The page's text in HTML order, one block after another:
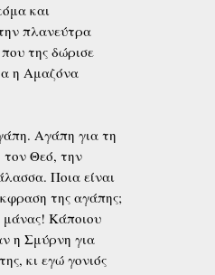
και
πλανεύτρα
της δώρισε
η Αμαζόνα
Αγάπη για τη
Θεό, την
Ποια είναι
της αγάπης;
Κάποιου
η Σμύρνη για
κι εγώ γονιός